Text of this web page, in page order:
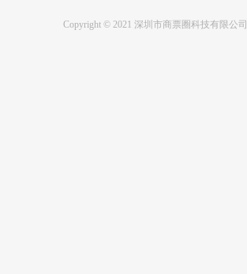
Copyright © 2021 深圳市商票圈科技有限公司